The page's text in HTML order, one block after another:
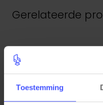
Toestemming
Gerelateerde